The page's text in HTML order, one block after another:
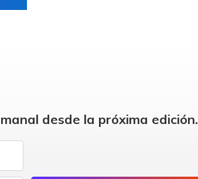
desde la próxima edición.